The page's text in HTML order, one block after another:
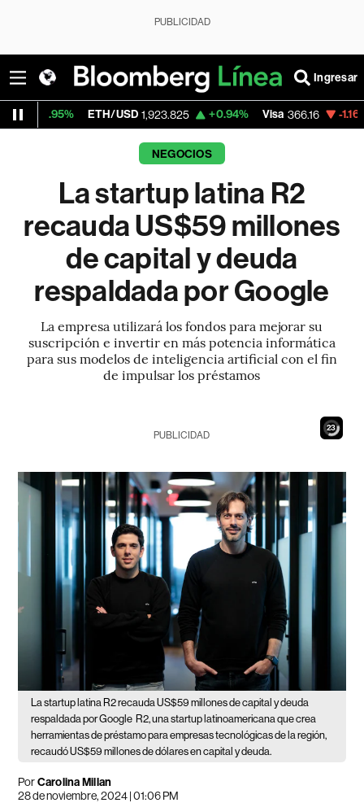
PUBLICIDAD
Ingresar
ETH/USD 1,923.825 +0.94% Visa 366.16 -1.16%
NEGOCIOS
La startup latina R2
recauda US$59 millones
de capital y deuda
respaldada por Google
La empresa utilizará los fondos para mejorar su
suscripción e invertir en más potencia informática
para sus modelos de inteligencia artificial con el fin
de impulsar los préstamos
21
PUBLICIDAD
La startup latina R2 recauda US$59 millones de capital y deuda
respaldada por Google R2, una startup latinoamericana que crea
herramientas de préstamo para empresas tecnológicas de la región,
recaudó US$59 millones de dólares en capital y deuda.
PorCarolina Millan
28 de noviembre, 2024 | 01:06 PM